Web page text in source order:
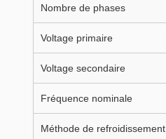
Nombre de phases
Voltage primaire
Voltage secondaire
Fréquence nominale
Méthode de refroidissement